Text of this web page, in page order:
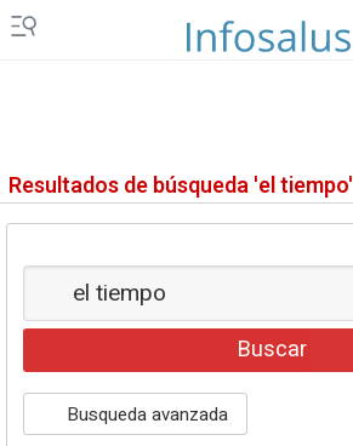
Resultados de búsqueda 'el tiempo'
Busqueda avanzada